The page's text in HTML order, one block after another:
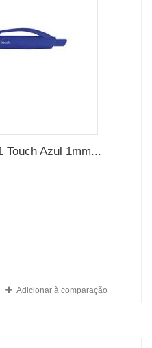
Touch Azul 1mm...
Adicionar à comparação